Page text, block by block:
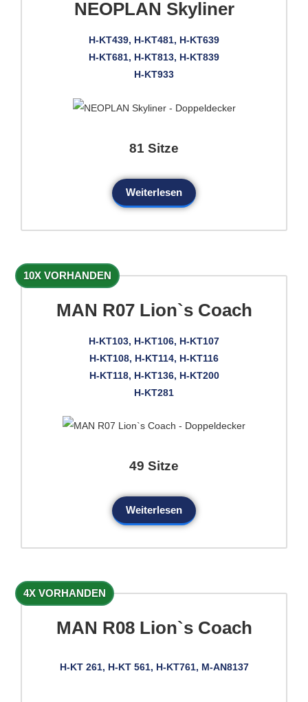
NEOPLAN Skyliner
H-KT439, H-KT481, H-KT639
H-KT681, H-KT813, H-KT839
H-KT933
81 Sitze
Weiterlesen
10X VORHANDEN
MAN R07 Lion`s Coach
H-KT103, H-KT106, H-KT107
H-KT108, H-KT114, H-KT116
H-KT118, H-KT136, H-KT200
H-KT281
49 Sitze
Weiterlesen
4X VORHANDEN
MAN R08 Lion`s Coach
H-KT 261, H-KT 561, H-KT761, M-AN8137